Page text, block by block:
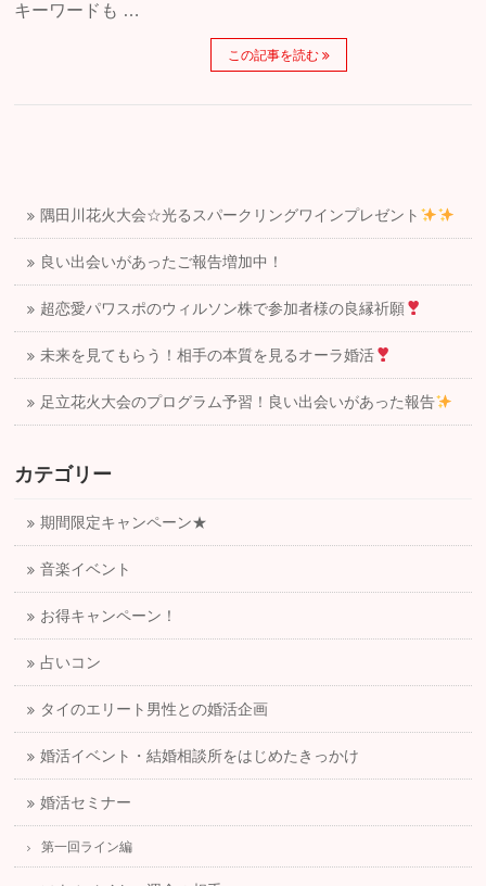
キーワードも …
この記事を読む
隅田川花火大会☆光るスパークリングワインプレゼント
良い出会いがあったご報告増加中！
超恋愛パワスポのウィルソン株で参加者様の良縁祈願
未来を見てもらう！相手の本質を見るオーラ婚活
足立花火大会のプログラム予習！良い出会いがあった報告
カテゴリー
期間限定キャンペーン★
音楽イベント
お得キャンペーン！
占いコン
タイのエリート男性との婚活企画
婚活イベント・結婚相談所をはじめたきっかけ
婚活セミナー
第一回ライン編